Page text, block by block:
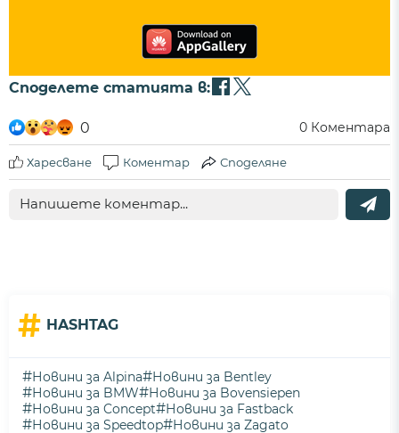
Споделете статията в:
0 0 Коментара
Харесване Коментар Споделяне
# HASHTAG
#Новини за Alpina#Новини за Bentley
#Новини за BMW#Новини за Bovensiepen
#Новини за Concept#Новини за Fastback
#Новини за Speedtop#Новини за Zagato